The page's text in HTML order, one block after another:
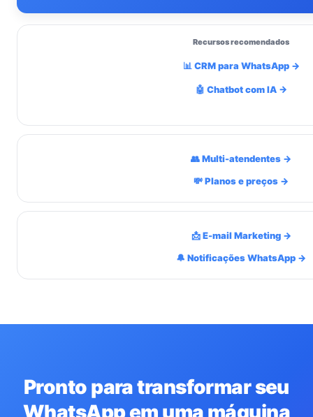
Recursos recomendados
📊 CRM para WhatsApp →
🤖 Chatbot com IA →
👥 Multi-atendentes →
💸 Planos e preços →
📩 E-mail Marketing →
🔔 Notificações WhatsApp →
Pronto para transformar seu
WhatsApp em uma máquina